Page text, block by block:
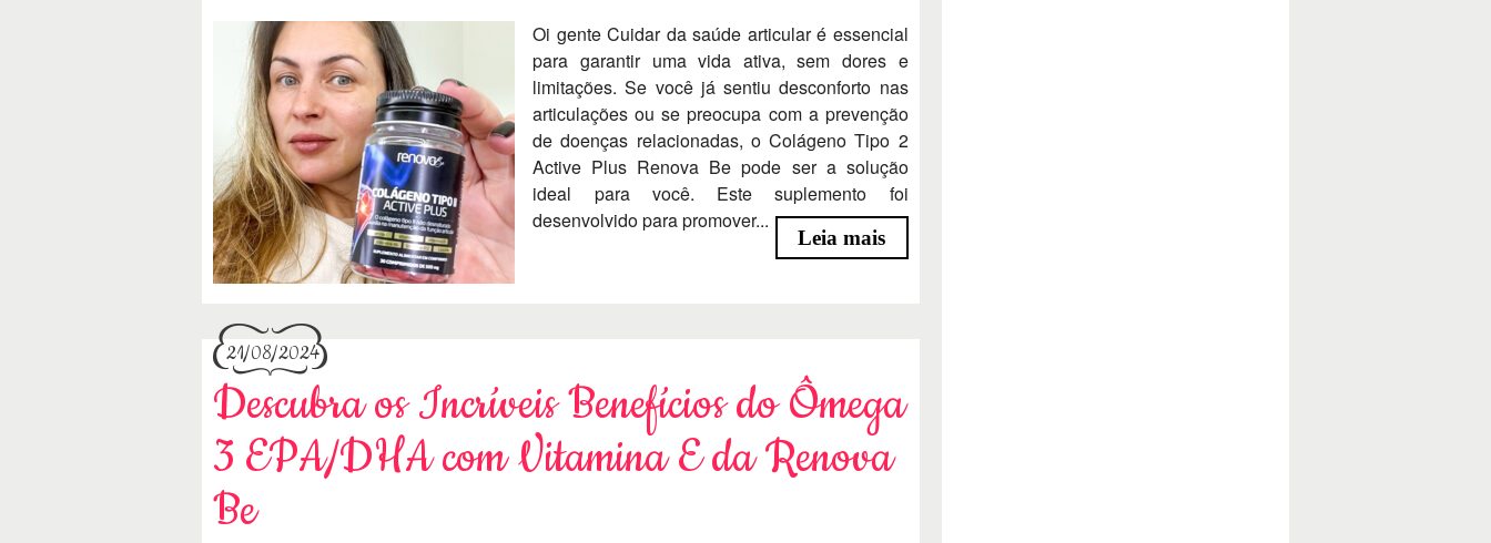
Oi gente Cuidar da saúde articular é essencial
para garantir uma vida ativa, sem dores e
limitações. Se você já sentiu desconforto nas
articulações ou se preocupa com a prevenção
de doenças relacionadas, o Colágeno Tipo 2
Active Plus Renova Be pode ser a solução
ideal para você. Este suplemento foi
desenvolvido para promover...
Leia mais
21/08/2024
Descubra os Incríveis Benefícios do Ômega
3 EPA/DHA com Vitamina E da Renova
Be